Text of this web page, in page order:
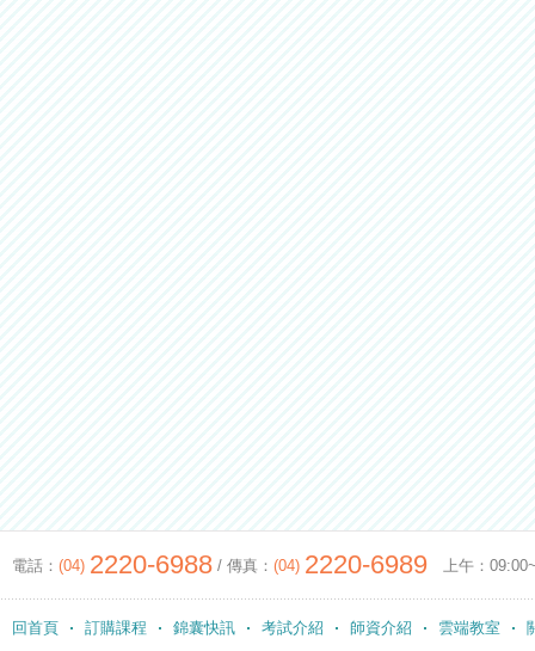
電話： (04) 2220-6988 / 傳真： (04) 2220-6989 上午：
回首頁 訂購課程 錦囊快訊 考試介紹 師資介紹 雲端教室